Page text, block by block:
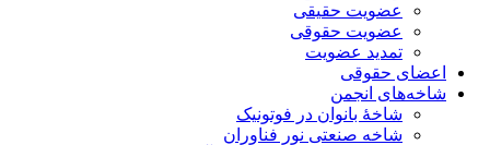
عضویت حقیقی
عضویت حقوقی
تمدید عضویت
اعضای حقوقی
شاخه‌های انجمن
شاخۀ بانوان در فوتونیک
شاخه صنعتی نور فناوران